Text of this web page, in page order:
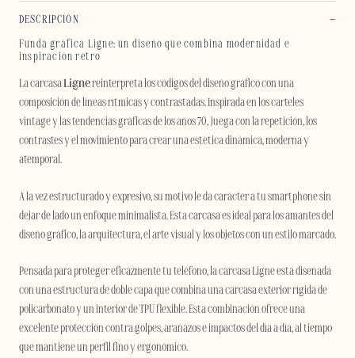
DESCRIPCIÓN
Funda gráfica Ligne: un diseño que combina modernidad e
inspiración retro
La carcasaLignereinterpreta los códigos del diseño gráfico con una
composición de líneas rítmicas y contrastadas. Inspirada en los carteles
vintage y las tendencias gráficas de los años 70, juega con la repetición, los
contrastes y el movimiento para crear una estética dinámica, moderna y
atemporal.
A la vez estructurado y expresivo, su motivo le da carácter a tu smartphone sin
dejar de lado un enfoque minimalista. Esta carcasa es ideal para los amantes del
diseño gráfico, la arquitectura, el arte visual y los objetos con un estilo marcado.
Pensada para proteger eficazmente tu teléfono, la carcasa Ligne está diseñada
con una estructura de doble capa que combina una carcasa exterior rígida de
policarbonato y un interior de TPU flexible. Esta combinación ofrece una
excelente protección contra golpes, arañazos e impactos del día a día, al tiempo
que mantiene un perfil fino y ergonómico.